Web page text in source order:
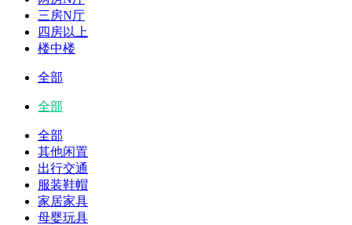
三房N厅
四房以上
楼中楼
全部
全部
全部
其他闲置
出行交通
服装鞋帽
家居家具
母婴玩具